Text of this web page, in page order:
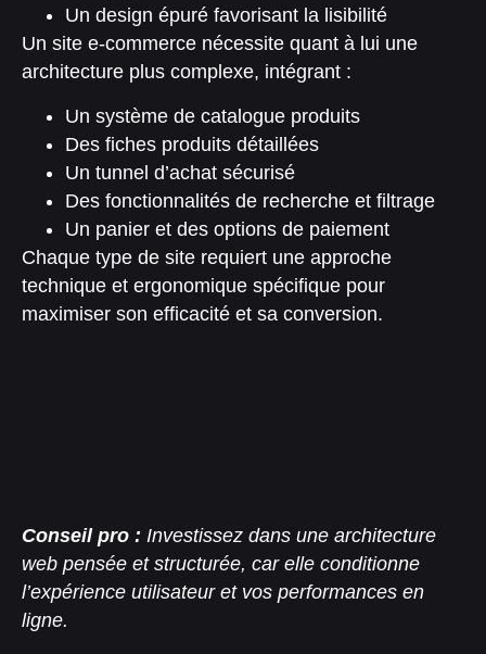
Un design épuré favorisant la lisibilité
Un site e-commerce nécessite quant à lui une
architecture plus complexe, intégrant :
Un système de catalogue produits
Des fiches produits détaillées
Un tunnel d’achat sécurisé
Des fonctionnalités de recherche et filtrage
Un panier et des options de paiement
Chaque type de site requiert une approche
technique et ergonomique spécifique pour
maximiser son efficacité et sa conversion.
Conseil pro : Investissez dans une architecture
web pensée et structurée, car elle conditionne
l’expérience utilisateur et vos performances en
ligne.